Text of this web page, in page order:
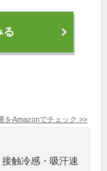
る
をAmazonでチェック >>
触冷感・吸汗速